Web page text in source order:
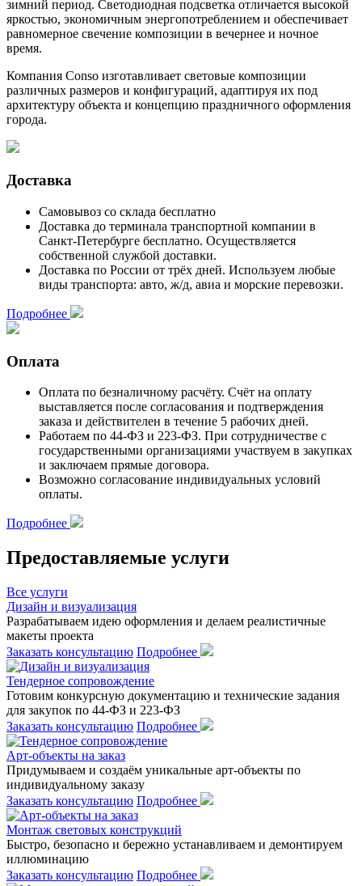
зимний период. Светодиодная подсветка отличается высокой
яркостью, экономичным энергопотреблением и обеспечивает
равномерное свечение композиции в вечернее и ночное
время.
Компания Conso изготавливает световые композиции
различных размеров и конфигураций, адаптируя их под
архитектуру объекта и концепцию праздничного оформления
города.
Доставка
Самовывоз со склада бесплатно
Доставка до терминала транспортной компании в
Санкт-Петербурге бесплатно. Осуществляется
собственной службой доставки.
Доставка по России от трёх дней. Используем любые
виды транспорта: авто, ж/д, авиа и морские перевозки.
Подробнее
Оплата
Оплата по безналичному расчёту. Счёт на оплату
выставляется после согласования и подтверждения
заказа и действителен в течение 5 рабочих дней.
Работаем по 44-ФЗ и 223-ФЗ. При сотрудничестве с
государственными организациями участвуем в закупках
и заключаем прямые договора.
Возможно согласование индивидуальных условий
оплаты.
Подробнее
Предоставляемые услуги
Все услуги
Дизайн и визуализация
Разрабатываем идею оформления и делаем реалистичные
макеты проекта
Заказать консультацию Подробнее
Тендерное сопровождение
Готовим конкурсную документацию и технические задания
для закупок по 44-ФЗ и 223-ФЗ
Заказать консультацию Подробнее
Арт-объекты на заказ
Придумываем и создаём уникальные арт-объекты по
индивидуальному заказу
Заказать консультацию Подробнее
Монтаж световых конструкций
Быстро, безопасно и бережно устанавливаем и демонтируем
иллюминацию
Заказать консультацию Подробнее